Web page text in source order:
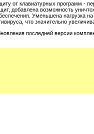
от клавиатурных программ -
добавлена возможность
Уменьшена нагрузка
что значительно
последней версии